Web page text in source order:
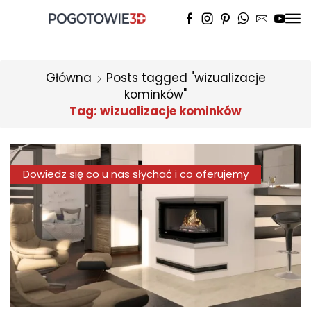
Główna
Posts tagged "wizualizacje
kominków"
Tag: wizualizacje kominków
Dowiedz się co u nas słychać i co oferujemy